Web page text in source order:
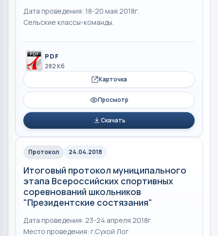
Дата проведения: 18-20 мая 2018г.
Сельские классы-команды.
PDF
282 Кб
Карточка
Просмотр
Скачать
Протокол 24.04.2018
Итоговый протокол муниципального
этапа Всероссийских спортивных
соревнований школьников
"Президентские состязания"
Дата проведения: 23-24 апреля 2018г.
Место проведения: г.Сухой Лог